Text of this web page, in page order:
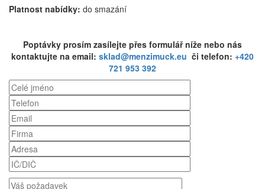
Platnost nabídky: do smazání
Poptávky prosím zasílejte přes formulář níže nebo nás
kontaktujte na email: sklad@menzimuck.eu či telefon: +420
721 953 392